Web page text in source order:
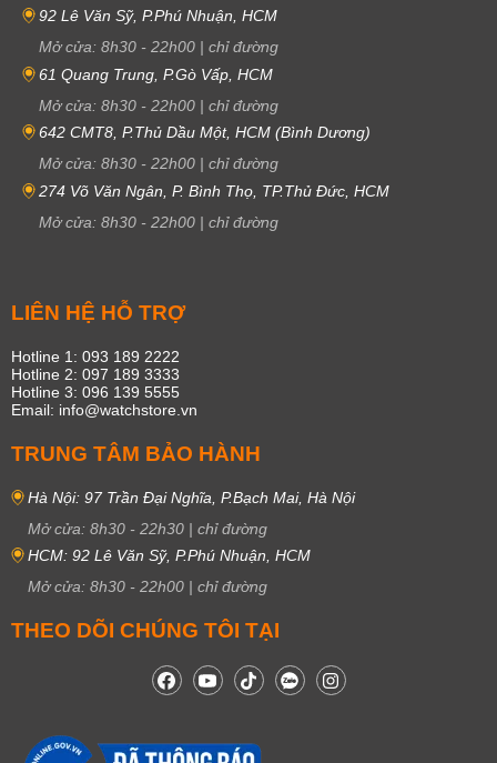
92 Lê Văn Sỹ, P.Phú Nhuận, HCM
Mở cửa: 8h30 - 22h00 | chỉ đường
61 Quang Trung, P.Gò Vấp, HCM
Mở cửa: 8h30 - 22h00 | chỉ đường
642 CMT8, P.Thủ Dầu Một, HCM (Bình Dương)
Mở cửa: 8h30 - 22h00 | chỉ đường
274 Võ Văn Ngân, P. Bình Thọ, TP.Thủ Đức, HCM
Mở cửa: 8h30 - 22h00 | chỉ đường
LIÊN HỆ HỖ TRỢ
Hotline 1: 093 189 2222
Hotline 2: 097 189 3333
Hotline 3: 096 139 5555
Email: info@watchstore.vn
TRUNG TÂM BẢO HÀNH
Hà Nội: 97 Trần Đại Nghĩa, P.Bạch Mai, Hà Nội
Mở cửa: 8h30 - 22h30 | chỉ đường
HCM: 92 Lê Văn Sỹ, P.Phú Nhuận, HCM
Mở cửa: 8h30 - 22h00 | chỉ đường
THEO DÕI CHÚNG TÔI TẠI